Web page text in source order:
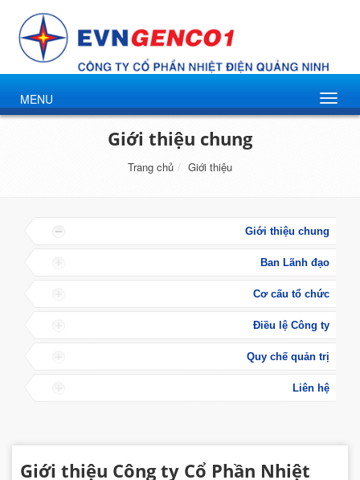
MENU
Giới thiệu chung
Trang chủ Giới thiệu
Giới thiệu chung
Ban Lãnh đạo
Cơ cấu tổ chức
Điều lệ Công ty
Quy chế quản trị
Liên hệ
Giới thiệu Công ty Cổ Phần Nhiệt